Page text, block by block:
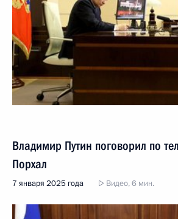
Владимир Путин поговорил по
Порхал
7 января 2025 года Видео, 6 мин.